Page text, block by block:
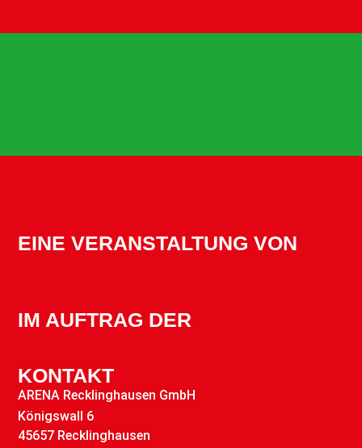
EINE VERANSTALTUNG VON
IM AUFTRAG DER
KONTAKT
ARENA Recklinghausen GmbH
Königswall 6
45657 Recklinghausen